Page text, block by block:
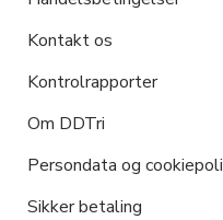
Kontakt os
Kontrolrapporter
Om DDTri
Persondata og
Sikker betaling